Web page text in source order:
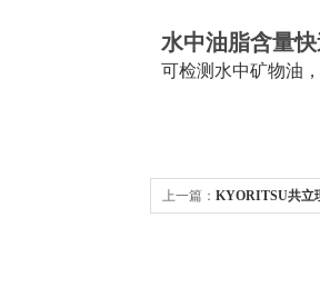
水中油脂含量
可检测水中矿物油
上一篇： KYORITSU共立